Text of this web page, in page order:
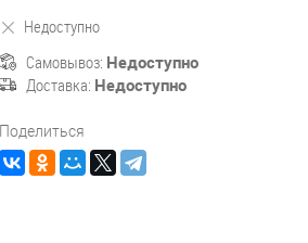
Недоступно
Самовывоз: Недоступно
Доставка: Недоступно
Поделиться